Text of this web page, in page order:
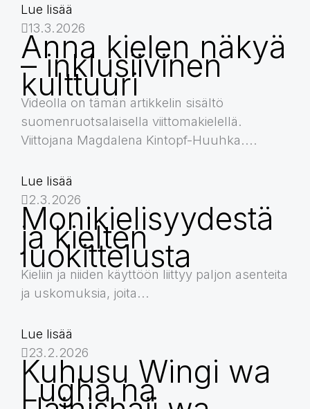
Lue lisää
13.3.2026
Anna kielen näkyä
– inklusiivinen
kulttuuri
Videolla on tämän artikkelin sisältö
suomenruotsalaisella viittomakielellä.
Viittojana Magdalena Kintopf-Huuhka....
Lue lisää
2.3.2026
Monikielisyydestä
ja kielten
luokittelusta
Kieliin ja niiden käyttöön liittyy paljon asenteita
ja uskomuksia, joita...
Lue lisää
23.2.2026
Kuhusu Wingi wa
Lugha na